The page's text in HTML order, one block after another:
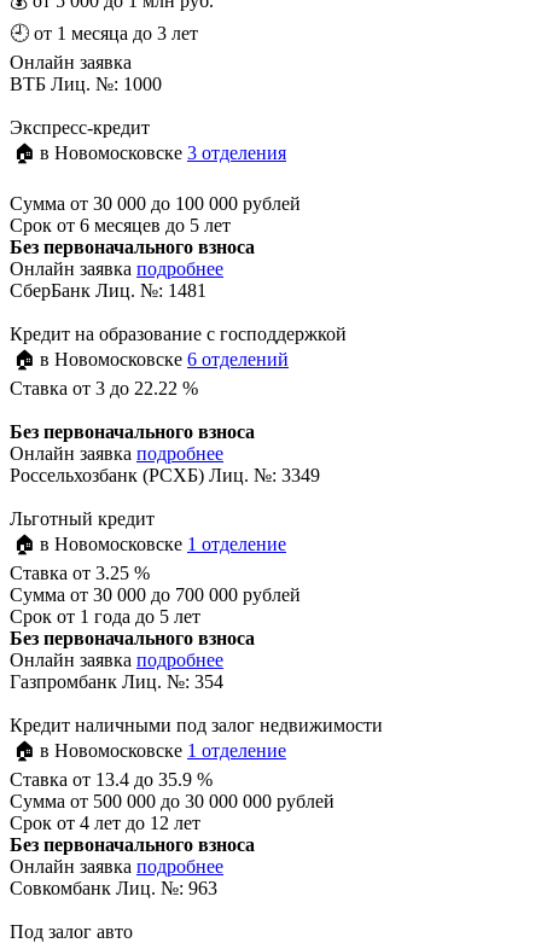
🕘 от 1 месяца до 3 лет
Онлайн заявка
ВТБ Лиц. №: 1000
Экспресс-кредит
🏠 в Новомосковске 3 отделения
Сумма от 30 000 до 100 000 рублей
Срок от 6 месяцев до 5 лет
Без первоначального взноса
Онлайн заявка подробнее
СберБанк Лиц. №: 1481
Кредит на образование с господдержкой
🏠 в Новомосковске 6 отделений
Ставка от 3 до 22.22 %
Без первоначального взноса
Онлайн заявка подробнее
Россельхозбанк (РСХБ) Лиц. №: 3349
Льготный кредит
🏠 в Новомосковске 1 отделение
Ставка от 3.25 %
Сумма от 30 000 до 700 000 рублей
Срок от 1 года до 5 лет
Без первоначального взноса
Онлайн заявка подробнее
Газпромбанк Лиц. №: 354
Кредит наличными под залог недвижимости
🏠 в Новомосковске 1 отделение
Ставка от 13.4 до 35.9 %
Сумма от 500 000 до 30 000 000 рублей
Срок от 4 лет до 12 лет
Без первоначального взноса
Онлайн заявка подробнее
Совкомбанк Лиц. №: 963
Под залог авто